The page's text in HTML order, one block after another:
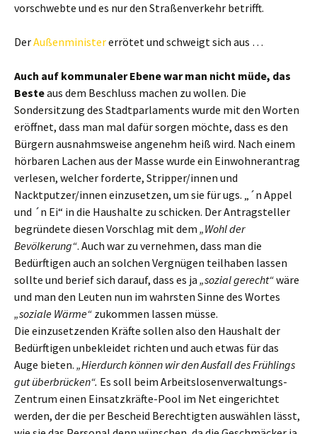
vorschwebte und es nur den Straßenverkehr betrifft.
DerAußenministererrötet und schweigt sich aus …
Auch auf kommunaler Ebene war man nicht müde, das
Besteaus dem Beschluss machen zu wollen. Die
Sondersitzung des Stadtparlaments wurde mit den Worten
eröffnet, dass man mal dafür sorgen möchte, dass es den
Bürgern ausnahmsweise angenehm heiß wird. Nach einem
hörbaren Lachen aus der Masse wurde ein Einwohnerantrag
verlesen, welcher forderte, Stripper/innen und
Nacktputzer/innen einzusetzen, um sie für ugs. „´n Appel
und ´n Ei“ in die Haushalte zu schicken. Der Antragsteller
begründete diesen Vorschlag mit dem „Wohl der
Bevölkerung“. Auch war zu vernehmen, dass man die
Bedürftigen auch an solchen Vergnügen teilhaben lassen
sollte und berief sich darauf, dass es ja „sozial gerecht“wäre
und man den Leuten nun im wahrsten Sinne des Wortes
„soziale Wärme“ zukommen lassen müsse.
Die einzusetzenden Kräfte sollen also den Haushalt der
Bedürftigen unbekleidet richten und auch etwas für das
Auge bieten. „Hierdurch können wir den Ausfall des Frühlings
gut überbrücken“. Es soll beim Arbeitslosenverwaltungs-
Zentrum einen Einsatzkräfte-Pool im Net eingerichtet
werden, der die per Bescheid Berechtigten auswählen lässt,